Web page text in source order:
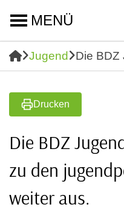
MENÜ
Jugend Die BDZ
Drucken
Die BDZ
zu den
weiter aus.